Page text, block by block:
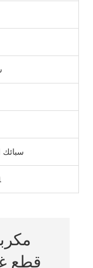
سبائك